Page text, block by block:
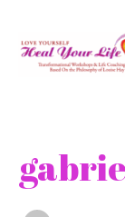
contenuto